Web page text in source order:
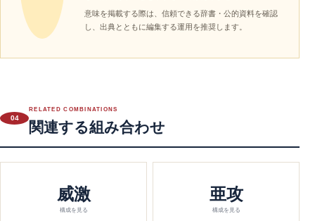
意味を掲載する際は、信頼できる辞書・公的資料を確認
し、出典とともに編集する運用を推奨します。
04
RELATED COMBINATIONS
関連する組み合わせ
威激
構成を見る
亜攻
構成を見る